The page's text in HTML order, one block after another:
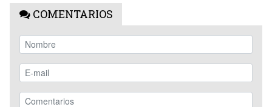
COMENTARIOS